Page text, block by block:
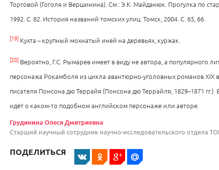
Торговой (Гоголя и Вершинина). См.: Э.К. Майданюк. Прогулка по
1992. С. 82. История названий томских улиц. Томск, 2004. С. 65, 66.
[19] Кухта – крупный мохнатый иней на деревьях, куржак.
[20] Вероятно, Г.С. Рымарев имеет в виду не автора, а популярного
персонажа Рокамболя из цикла авантюрно-уголовных романов XIX
писателя Понсона дю Террайя (Понсона дю Террайля, 1829–1871
идёт о каком-то подобном английском персонаже или авторе.
Грудинина Олеся Дмитриевна
Старший научный сотрудник научно-исследовательского отдела
ПОДЕЛИТЬСЯ